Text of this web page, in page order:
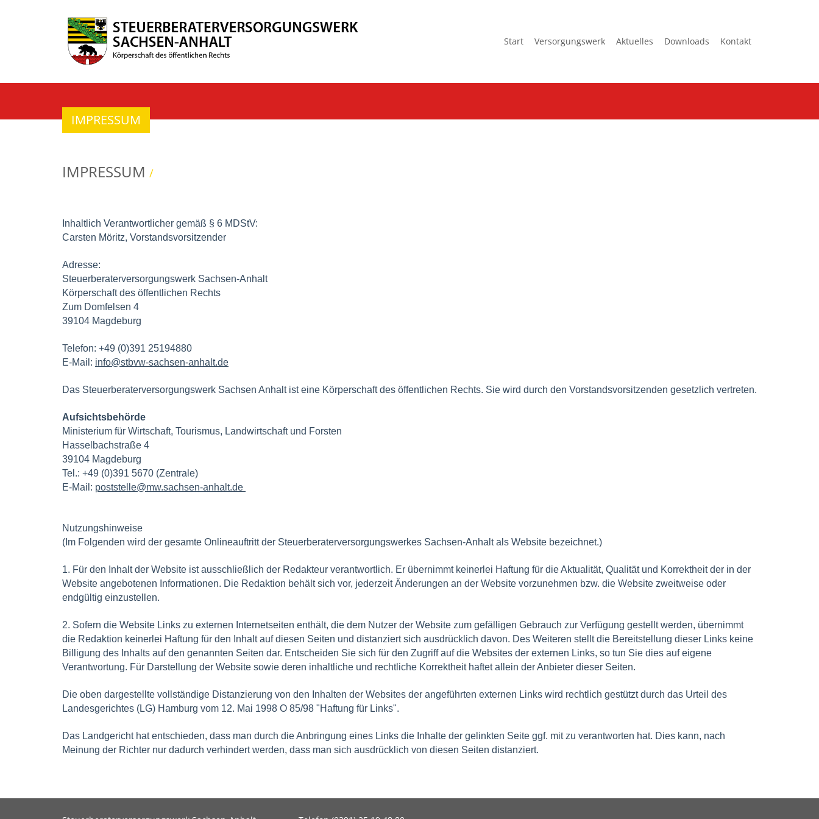
Start Versorgungswerk Aktuelles Downloads Kontakt
IMPRESSUM
IMPRESSUM /
Inhaltlich Verantwortlicher gemäß § 6 MDStV:
Carsten Möritz, Vorstandsvorsitzender
Adresse:
Steuerberaterversorgungswerk Sachsen-Anhalt
Körperschaft des öffentlichen Rechts
Zum Domfelsen 4
39104 Magdeburg
Telefon: +49 (0)391 25194880
E-Mail: info@stbvw-sachsen-anhalt.de
Das Steuerberaterversorgungswerk Sachsen Anhalt ist eine Körperschaft des öffentlichen Rechts. Sie wird durch den Vorstandsvorsitzenden gesetzlich vertreten.
Aufsichtsbehörde
Ministerium für Wirtschaft, Tourismus, Landwirtschaft und Forsten
Hasselbachstraße 4
39104 Magdeburg
Tel.: +49 (0)391 5670 (Zentrale)
E-Mail: poststelle@mw.sachsen-anhalt.de
Nutzungshinweise
(Im Folgenden wird der gesamte Onlineauftritt der Steuerberaterversorgungswerkes Sachsen-Anhalt als Website bezeichnet.)
1. Für den Inhalt der Website ist ausschließlich der Redakteur verantwortlich. Er übernimmt keinerlei Haftung für die Aktualität, Qualität und Korrektheit der in der
Website angebotenen Informationen. Die Redaktion behält sich vor, jederzeit Änderungen an der Website vorzunehmen bzw. die Website zweitweise oder
endgültig einzustellen.
2. Sofern die Website Links zu externen Internetseiten enthält, die dem Nutzer der Website zum gefälligen Gebrauch zur Verfügung gestellt werden, übernimmt
die Redaktion keinerlei Haftung für den Inhalt auf diesen Seiten und distanziert sich ausdrücklich davon. Des Weiteren stellt die Bereitstellung dieser Links keine
Billigung des Inhalts auf den genannten Seiten dar. Entscheiden Sie sich für den Zugriff auf die Websites der externen Links, so tun Sie dies auf eigene
Verantwortung. Für Darstellung der Website sowie deren inhaltliche und rechtliche Korrektheit haftet allein der Anbieter dieser Seiten.
Die oben dargestellte vollständige Distanzierung von den Inhalten der Websites der angeführten externen Links wird rechtlich gestützt durch das Urteil des
Landesgerichtes (LG) Hamburg vom 12. Mai 1998 O 85/98 "Haftung für Links".
Das Landgericht hat entschieden, dass man durch die Anbringung eines Links die Inhalte der gelinkten Seite ggf. mit zu verantworten hat. Dies kann, nach
Meinung der Richter nur dadurch verhindert werden, dass man sich ausdrücklich von diesen Seiten distanziert.